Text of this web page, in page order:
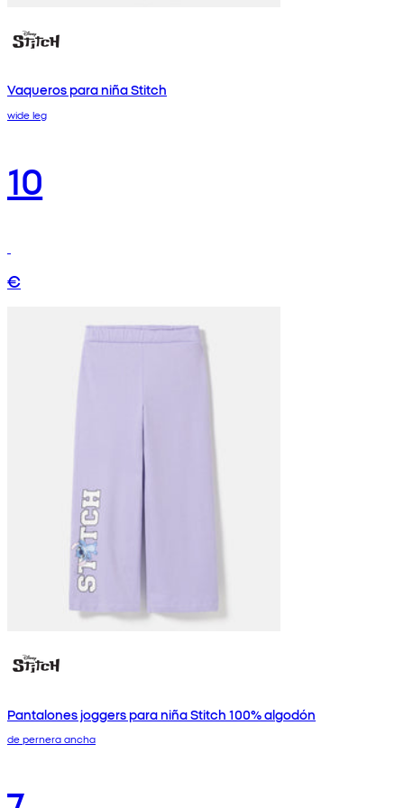
Vaqueros para niña Stitch
wide leg
10
€
Pantalones joggers para niña Stitch 100% algodón
de pernera ancha